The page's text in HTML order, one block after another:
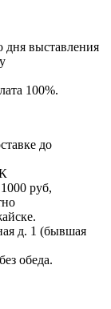
дня выставления
100%.
до
руб,
д. 1 (бывшая
обеда.